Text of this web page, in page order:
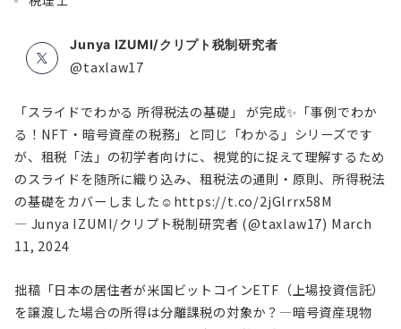
Junya IZUMI/クリプト税制研究者
@taxlaw17
「スライドでわかる 所得税法の基礎」 が完成✨「事例でわか
る！NFT・暗号資産の税務」と同じ「わかる」シリーズです
が、租税「法」の初学者向けに、視覚的に捉えて理解するため
のスライドを随所に織り込み、租税法の通則・原則、所得税法
の基礎をカバーしました☺ https://t.co/2jGlrrx58M
— Junya IZUMI/クリプト税制研究者 (@taxlaw17) March
11, 2024
拙稿「日本の居住者が米国ビットコインETF（上場投資信託）
を譲渡した場合の所得は分離課税の対象か？―暗号資産現物